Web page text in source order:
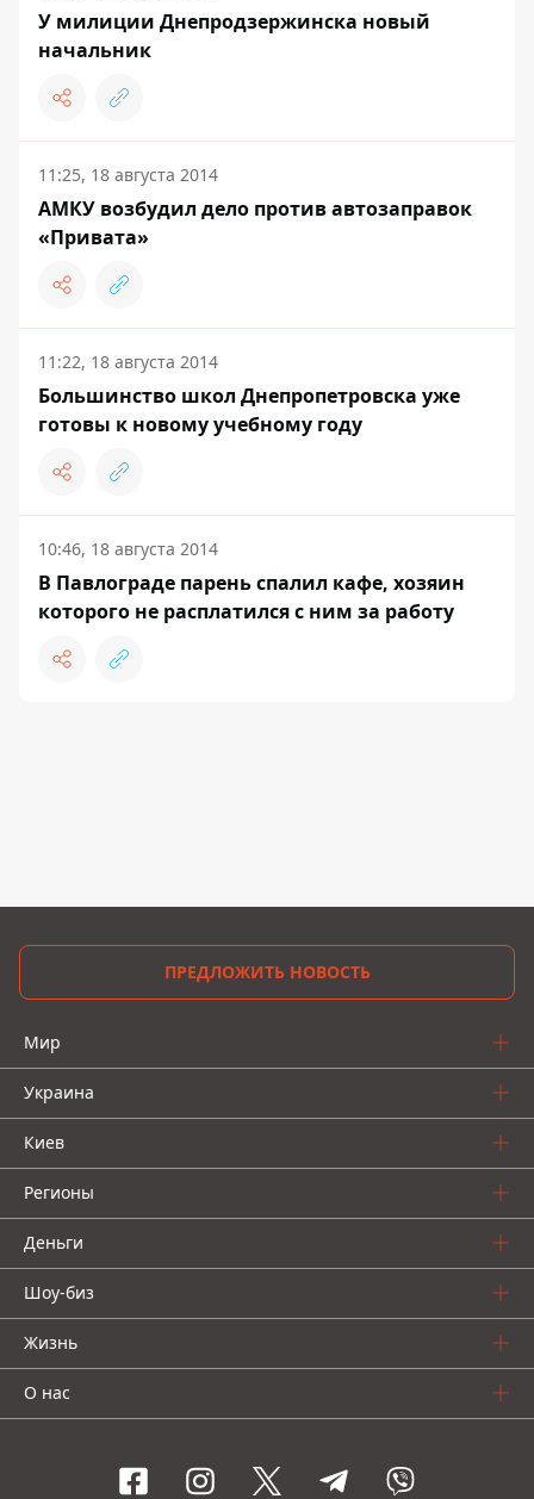
У милиции Днепродзержинска новый
начальник
11:25, 18 августа 2014
АМКУ возбудил дело против автозаправок
«Привата»
11:22, 18 августа 2014
Большинство школ Днепропетровска уже
готовы к новому учебному году
10:46, 18 августа 2014
В Павлограде парень спалил кафе, хозяин
которого не расплатился с ним за работу
ПРЕДЛОЖИТЬ НОВОСТЬ
Мир
Украина
Киев
Регионы
Деньги
Шоу-биз
Жизнь
О нас